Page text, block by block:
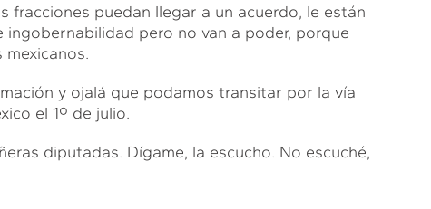
fracciones puedan llegar a un acuerdo, le están
pero no van a poder, porque
y ojalá que podamos transitar por la vía
el 1º de julio.
diputadas. Dígame, la escucho. No escuché,